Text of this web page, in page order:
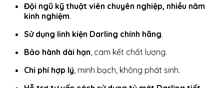
Đội ngũ kỹ thuật viên chuyên nghiệp, nhiều năm
kinh nghiệm.
Sử dụng linh kiện Darling chính hãng.
Bảo hành dài hạn , cam kết chất lượng.
Chi phí hợp lý , minh bạch, không phát sinh.